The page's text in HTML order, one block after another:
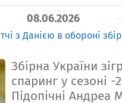
08.06.2026
з Данією в обороні
Збірна України
спаринг у сезоні -
Підопічні